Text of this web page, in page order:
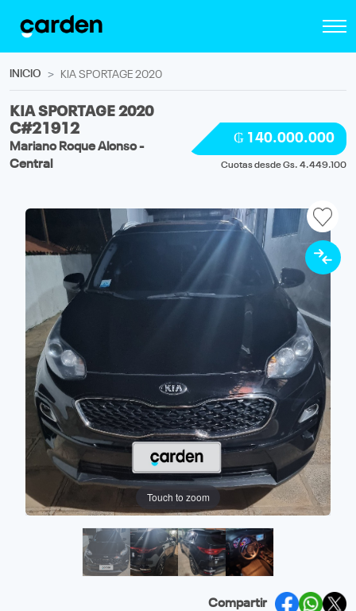
INICIO KIA SPORTAGE 2020
KIA SPORTAGE 2020
C#21912
Mariano Roque Alonso -
Central
₲ 140.000.000
Cuotas desde Gs. 4.449.100
Touch to zoom
Compartir